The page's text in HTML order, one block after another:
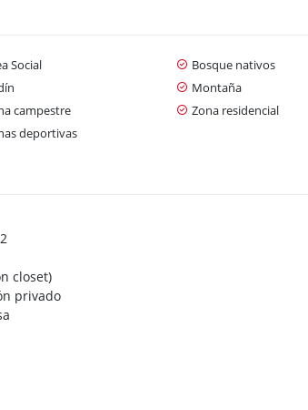
Social Bosque nativos
Montaña
campestre Zona residencial
deportivas
closet)
privado